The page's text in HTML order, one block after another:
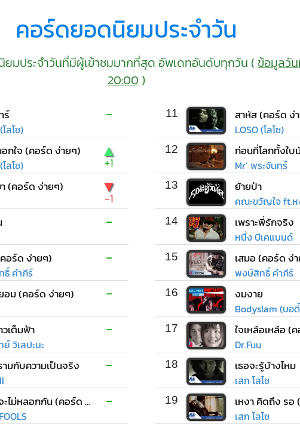
คอร์ดยอดนิยมประจำวัน
มประจำวันที่มีผู้เข้าชมมากที่สุด อัพเดทอันดับทุกวัน ( ข้อมูลวั
20:00 )
ร์
ลโซ)
-
กใจ (คอร์ด ง่ายๆ)
ลโซ)
▲
+1
(คอร์ด ง่ายๆ) ▼
-1
-
อร์ด ง่ายๆ)
คำภีร์
-
อม (คอร์ด ง่ายๆ) -
เต็มฟ้า
ย์ วิเลปะนะ
-
มกับความเป็นจริง -
ไหนว่าจะไม่หลอกกัน (คอร์ด ง่ายๆ) -
11 สาหัส (คอร์ด ง่
LOSO (โลโซ)
12
Mr’ พระจันทร์
13 ย้ายป่า
คณะขวัญใจ ft.ห
14 เพราะพี่รักจริง
หนึ่ง บีเคแบนด์
15 เสมอ (คอร์ด ง่
พงษ์สิทธิ์ คำภีร์
16 งมงาย
Bodyslam (บอ
17 ใจเหลือเหลือ (
Dr.Fuu
18 เธอจะรู้บ้างไหม
เสก โลโซ
19
เสก โลโซ